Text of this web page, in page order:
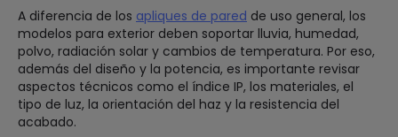
A diferencia de los apliques de pared de uso general, los
modelos para exterior deben soportar lluvia, humedad,
polvo, radiación solar y cambios de temperatura. Por eso,
además del diseño y la potencia, es importante revisar
aspectos técnicos como el índice IP, los materiales, el
tipo de luz, la orientación del haz y la resistencia del
acabado.